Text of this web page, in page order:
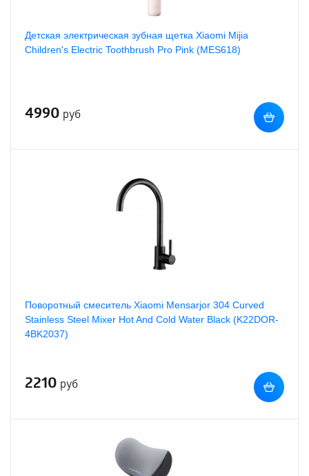
Детская электрическая зубная щетка Xiaomi Mijia
Children's Electric Toothbrush Pro Pink (MES618)
4990 руб
Поворотный смеситель Xiaomi Mensarjor 304 Curved
Stainless Steel Mixer Hot And Cold Water Black (K22DOR-
4BK2037)
2210 руб